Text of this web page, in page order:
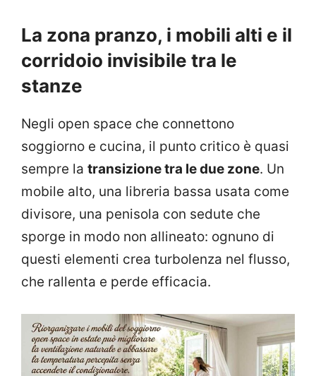
La zona pranzo, i mobili alti e il
corridoio invisibile tra le
stanze
Negli open space che connettono
soggiorno e cucina, il punto critico è quasi
sempre la transizione tra le due zone. Un
mobile alto, una libreria bassa usata come
divisore, una penisola con sedute che
sporge in modo non allineato: ognuno di
questi elementi crea turbolenza nel flusso,
che rallenta e perde efficacia.